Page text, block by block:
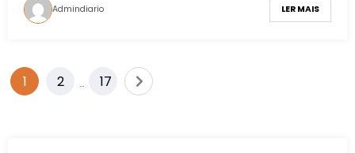
Admindiario LER MAIS
1 2 17